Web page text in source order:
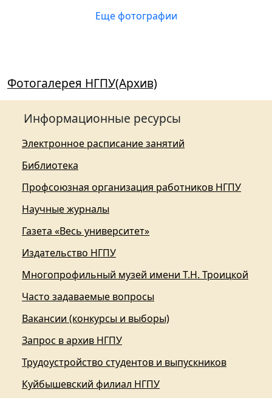
Еще фотографии
Фотогалерея НГПУ(Архив)
Информационные ресурсы
Электронное расписание занятий
Библиотека
Профсоюзная организация работников НГПУ
Научные журналы
Газета «Весь университет»
Издательство НГПУ
Многопрофильный музей имени Т.Н. Троицкой
Часто задаваемые вопросы
Вакансии (конкурсы и выборы)
Запрос в архив НГПУ
Трудоустройство студентов и выпускников
Куйбышевский филиал НГПУ